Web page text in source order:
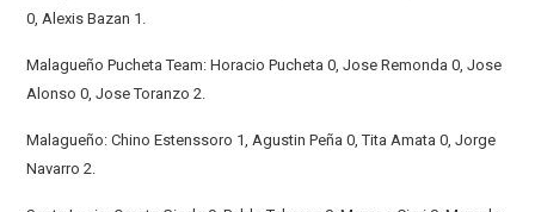
0, Alexis Bazan 1.
Malagueño Pucheta Team: Horacio Pucheta 0, Jose Remonda 0, Jose
Alonso 0, Jose Toranzo 2.
Malagueño: Chino Estenssoro 1, Agustin Peña 0, Tita Amata 0, Jorge
Navarro 2.